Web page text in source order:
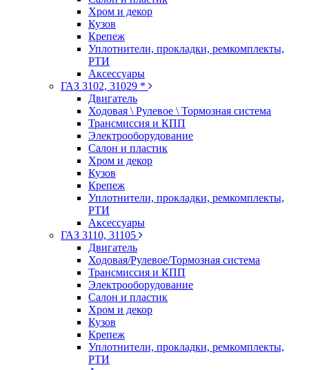
Хром и декор
Кузов
Крепеж
Уплотнители, прокладки, ремкомплекты,
РТИ
Аксессуары
ГАЗ 3102, 31029 *
Двигатель
Ходовая \ Рулевое \ Тормозная система
Трансмиссия и КПП
Электрооборудование
Салон и пластик
Хром и декор
Кузов
Крепеж
Уплотнители, прокладки, ремкомплекты,
РТИ
Аксессуары
ГАЗ 3110, 31105
Двигатель
Ходовая/Рулевое/Тормозная система
Трансмиссия и КПП
Электрооборудование
Салон и пластик
Хром и декор
Кузов
Крепеж
Уплотнители, прокладки, ремкомплекты,
РТИ